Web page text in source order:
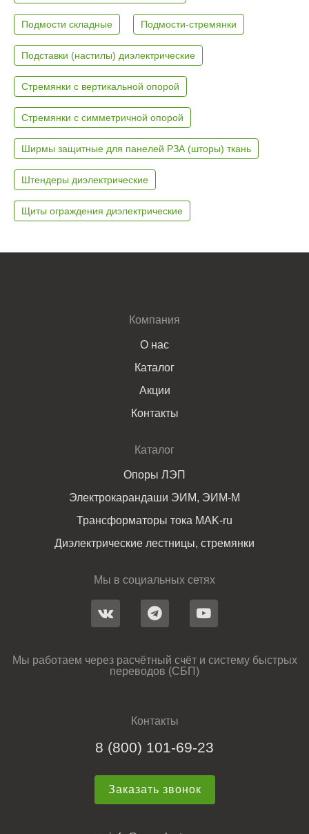
Подмости складные Подмости-стремянки
Подставки (настилы) диэлектрические
Стремянки с вертикальной опорой
Стремянки с симметричной опорой
Ширмы защитные для панелей РЗА (шторы) ткань
Штендеры диэлектрические
Щиты ограждения диэлектрические
Компания
О нас
Каталог
Акции
Контакты
Каталог
Опоры ЛЭП
Электрокарандаши ЭИМ, ЭИМ-М
Трансформаторы тока MAK-ru
Диэлектрические лестницы, стремянки
Мы в социальных сетях
Мы работаем через расчётный счёт и систему быстрых
переводов (СБП)
Контакты
8 (800) 101-69-23
Заказать звонок